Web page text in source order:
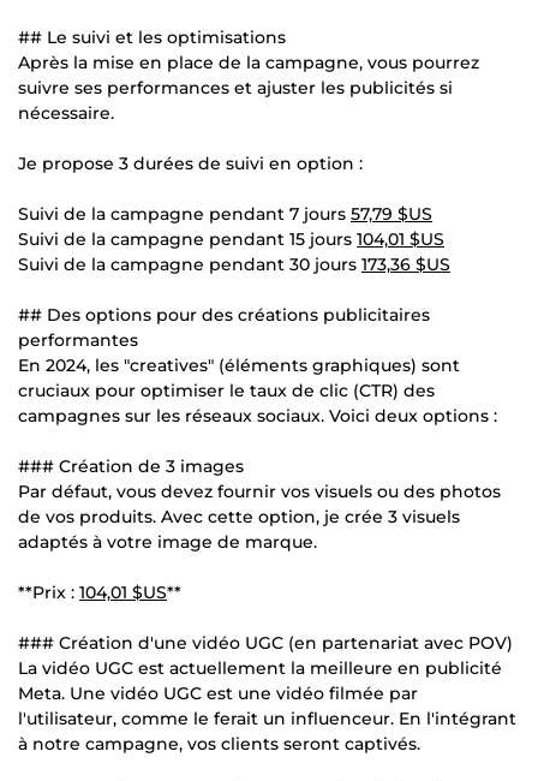
## Le suivi et les optimisations
Après la mise en place de la campagne, vous pourrez
suivre ses performances et ajuster les publicités si
nécessaire.
Je propose 3 durées de suivi en option :
Suivi de la campagne pendant 7 jours 57,79 $US
Suivi de la campagne pendant 15 jours 104,01 $US
Suivi de la campagne pendant 30 jours 173,36 $US
## Des options pour des créations publicitaires
performantes
En 2024, les "creatives" (éléments graphiques) sont
cruciaux pour optimiser le taux de clic (CTR) des
campagnes sur les réseaux sociaux. Voici deux options :
### Création de 3 images
Par défaut, vous devez fournir vos visuels ou des photos
de vos produits. Avec cette option, je crée 3 visuels
adaptés à votre image de marque.
**Prix : 104,01 $US**
### Création d'une vidéo UGC (en partenariat avec POV)
La vidéo UGC est actuellement la meilleure en publicité
Meta. Une vidéo UGC est une vidéo filmée par
l'utilisateur, comme le ferait un influenceur. En l'intégrant
à notre campagne, vos clients seront captivés.